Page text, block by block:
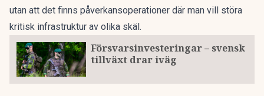
utan att det finns påverkansoperationer där man vill störa
kritisk infrastruktur av olika skäl.
Försvarsinvesteringar – svensk
tillväxt drar iväg